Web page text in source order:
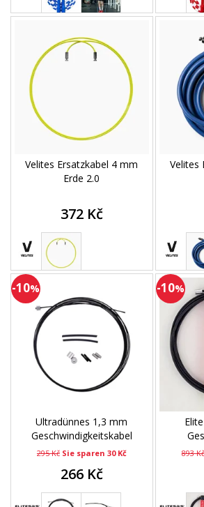
Velites Ersatzkabel 4 mm
Erde 2.0
372 Kč
Velites
-10%
Ultradünnes 1,3 mm
Geschwindigkeitskabel
295 Kč Sie sparen 30 Kč
266 Kč
-10%
893 Kč